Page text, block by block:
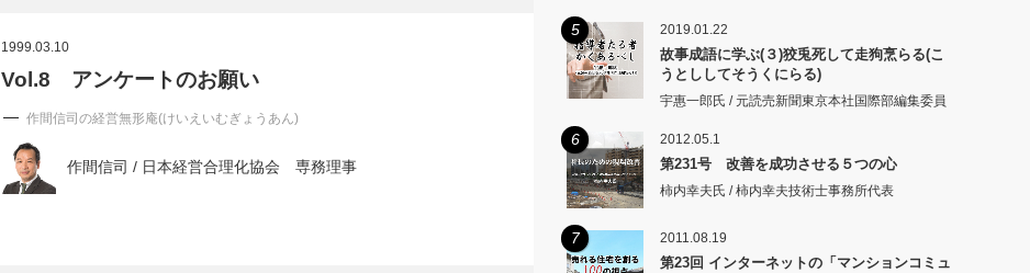
1999.03.10
Vol.8 アンケートのお願い
作間信司の経営無形庵(けいえいむぎょうあん)
作間信司 / 日本経営合理化協会 専務理事
5 2019.01.22
故事成語に学ぶ(３)狡兎死して走狗烹らる(こ
うとししてそうくにらる)
宇惠一郎氏 / 元読売新聞東京本社国際部編集委員
6 2012.05.1
第231号 改善を成功させる５つの心
柿内幸夫氏 / 柿内幸夫技術士事務所代表
7 2011.08.19
第23回 インターネットの「マンションコミュ